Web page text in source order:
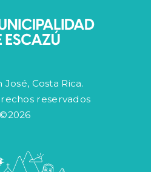
José, Costa Rica.
reservados
©2026